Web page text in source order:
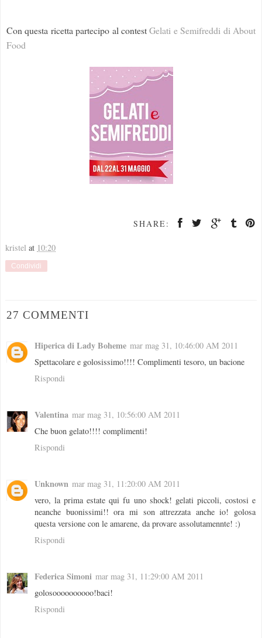
Con questa ricetta partecipo al contestGelati e Semifreddi di About
Food
SHARE:
kristel at 10:20
Condividi
27 COMMENTI
Hiperica di Lady Boheme mar mag 31, 10:46:00 AM 2011
Spettacolare e golosissimo!!!! Complimenti tesoro, un bacione
Rispondi
Valentina mar mag 31, 10:56:00 AM 2011
Che buon gelato!!!! complimenti!
Rispondi
Unknown mar mag 31, 11:20:00 AM 2011
vero, la prima estate qui fu uno shock! gelati piccoli, costosi e
neanche buonissimi!! ora mi son attrezzata anche io! golosa
questa versione con le amarene, da provare assolutamennte! :)
Rispondi
Federica Simoni mar mag 31, 11:29:00 AM 2011
golosoooooooooo!baci!
Rispondi